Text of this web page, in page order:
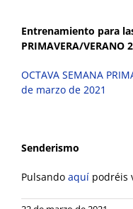
Entrenamiento para
PRIMAVERA/VERANO
OCTAVA SEMANA
de marzo de 2021
Senderismo
Pulsando aquí podréis